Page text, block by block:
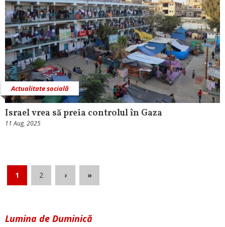
Actualitate socială
Israel vrea să preia controlul în Gaza
11 Aug, 2025
1 2 › »
Lumina de Duminică